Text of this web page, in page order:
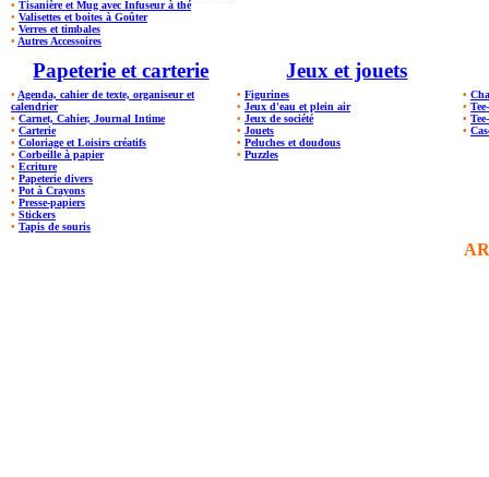
• Tisanière et Mug avec Infuseur à thé
• Valisettes et boites à Goûter
• Verres et timbales
• Autres Accessoires
Papeterie et carterie
• Agenda, cahier de texte, organiseur et
calendrier
• Carnet, Cahier, Journal Intime
• Carterie
• Coloriage et Loisirs créatifs
• Corbeille à papier
• Ecriture
• Papeterie divers
• Pot à Crayons
• Presse-papiers
• Stickers
• Tapis de souris
Jeux et jouets
• Figurines
• Jeux d'eau et plein air
• Jeux de société
• Jouets
• Peluches et doudous
• Puzzles
•
•
•
•